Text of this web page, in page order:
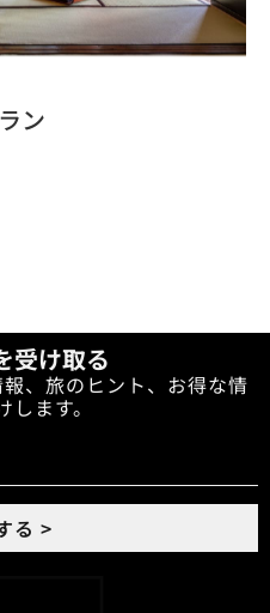
ン
受け取る
、旅のヒント、お得な情
ます。
る >